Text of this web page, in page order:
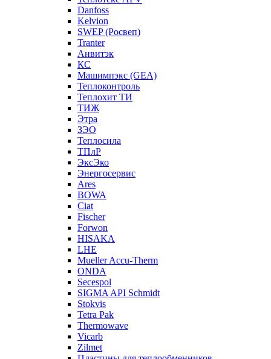
Danfoss
Kelvion
SWEP (Росвеп)
Tranter
Анвитэк
КС
Машимпэкс (GEA)
Теплоконтроль
Теплохит ТИ
ТИЖ
Этра
ЗЭО
Теплосила
ТПлР
ЭксЭко
Энергосервис
Ares
BOWA
Ciat
Fischer
Forwon
HISAKA
LHE
Mueller Accu-Therm
ONDA
Secespol
SIGMA API Schmidt
Stokvis
Tetra Pak
Thermowave
Vicarb
Zilmet